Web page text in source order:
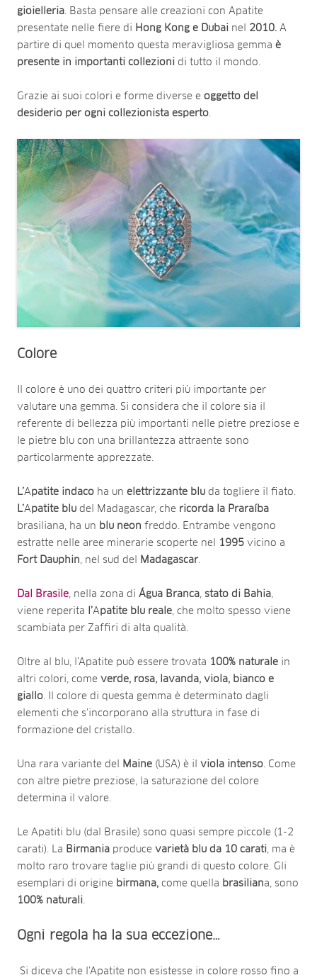
gioielleria . Basta pensare alle creazioni con Apatite
presentate nelle fiere di Hong Kong e Dubai nel 2010. A
partire di quel momento questa meravigliosa gemma è
presente in importanti collezioni di tutto il mondo.
Grazie ai suoi colori e forme diverse e oggetto del
desiderio per ogni collezionista esperto
Colore
Il colore è uno dei quattro criteri più importante per
valutare una gemma. Si considera che il colore sia il
referente di bellezza più importanti nelle pietre preziose e
le pietre blu con una brillantezza attraente sono
particolarmente apprezzate.
L’Apatite indaco ha un elettrizzante blu da togliere il fiato.
L’Apatite blu del Madagascar, che ricorda la Praraíba
brasiliana, ha un blu neon freddo. Entrambe vengono
estratte nelle aree minerarie scoperte nel
1995 vicino a
Fort Dauphin , nel sud del Madagascar
Dal Brasile , nella zona di Água Branca stato di Bahia
viene reperita
l’Apatite blu reale , che molto spesso viene
scambiata per Zaffiri di alta qualità.
Oltre al blu, l’Apatite può essere trovata 100% naturale in
altri colori, come verde, rosa, lavanda, viola, bianco e
giallo . Il colore di questa gemma è determinato dagli
elementi che s’incorporano alla struttura in fase di
formazione del cristallo.
Una rara variante del Maine (USA) è il viola intenso . Come
con altre pietre preziose, la saturazione del colore
determina il valore.
Le Apatiti blu (dal Brasile) sono quasi sempre piccole (1-2
carati). La Birmania produce varietà blu da 10 carati , ma è
molto raro trovare taglie più grandi di questo colore. Gli
esemplari di origine birmana, come quella brasiliana, sono
100% naturali
Ogni regola ha la sua eccezione…
Si diceva che l’Apatite non esistesse in colore rosso fino a